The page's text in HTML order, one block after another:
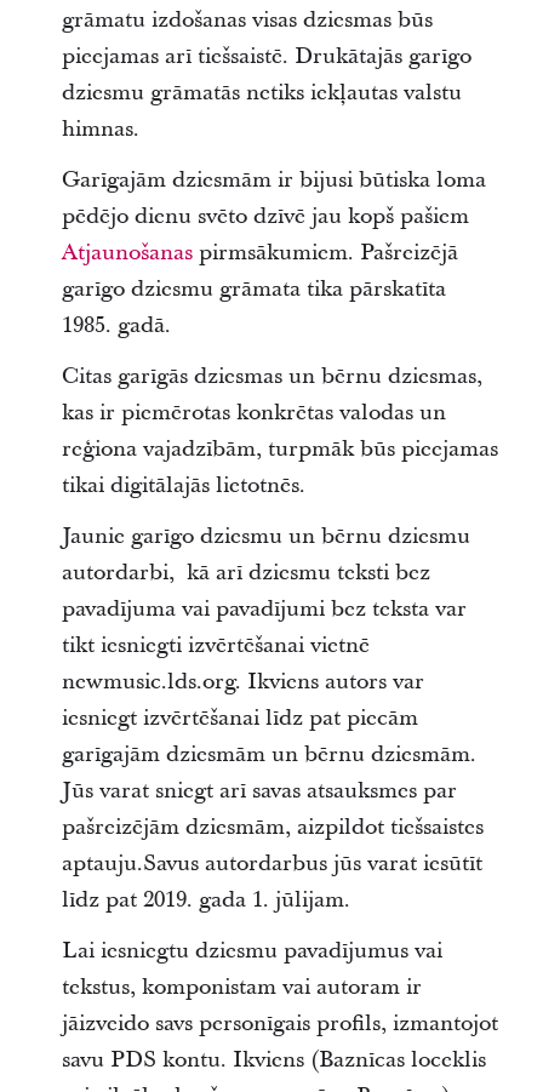
grāmatu izdošanas visas dziesmas būs
pieejamas arī tiešsaistē. Drukātajās garīgo
dziesmu grāmatās netiks iekļautas valstu
himnas.
Garīgajām dziesmām ir bijusi būtiska loma
pēdējo dienu svēto dzīvē jau kopš pašiem
Atjaunošanas pirmsākumiem. Pašreizējā
garīgo dziesmu grāmata tika pārskatīta
1985. gadā.
Citas garīgās dziesmas un bērnu dziesmas,
kas ir piemērotas konkrētas valodas un
reģiona vajadzībām, turpmāk būs pieejamas
tikai digitālajās lietotnēs.
Jaunie garīgo dziesmu un bērnu dziesmu
autordarbi, kā arī dziesmu teksti bez
pavadījuma vai pavadījumi bez teksta var
tikt iesniegti izvērtēšanai vietnē
newmusic.lds.org. Ikviens autors var
iesniegt izvērtēšanai līdz pat piecām
garīgajām dziesmām un bērnu dziesmām.
Jūs varat sniegt arī savas atsauksmes par
pašreizējām dziesmām, aizpildot tiešsaistes
aptauju.Savus autordarbus jūs varat iesūtīt
līdz pat 2019. gada 1. jūlijam.
Lai iesniegtu dziesmu pavadījumus vai
tekstus, komponistam vai autoram ir
jāizveido savs personīgais profils, izmantojot
savu PDS kontu. Ikviens (Baznīcas loceklis